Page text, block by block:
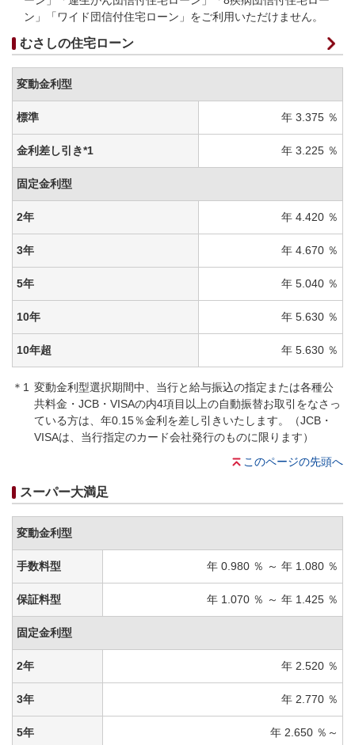
ン」「ワイド団信付住宅ローン」をご利用いただけません。
むさしの住宅ローン
変動金利型
標準 年 3.375 ％
金利差し引き*1 年 3.225 ％
固定金利型
2年 年 4.420 ％
3年 年 4.670 ％
5年 年 5.040 ％
10年 年 5.630 ％
10年超 年 5.630 ％
＊1 変動金利型選択期間中、当行と給与振込の指定または各種公
共料金・JCB・VISAの内4項目以上の自動振替お取引をなさっ
ている方は、年0.15％金利を差し引きいたします。（JCB・
VISAは、当行指定のカード会社発行のものに限ります）
このページの先頭へ
スーパー大満足
変動金利型
手数料型 年 0.980 ％ ～ 年 1.080 ％
保証料型 年 1.070 ％ ～ 年 1.425 ％
固定金利型
2年 年 2.520 ％
3年 年 2.770 ％
5年 年 2.650 ％～